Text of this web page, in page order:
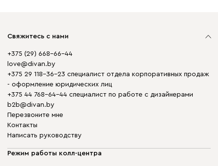
Свяжитесь с нами
+375 (29) 668-66-44
love@divan.by
+375 29 118-36-23 специалист отдела корпоративных продаж
- оформление юридических лиц
+375 44 768-64-44 специалист по работе с дизайнерами
b2b@divan.by
Перезвоните мне
Контакты
Написать руководству
Режим работы колл-центра